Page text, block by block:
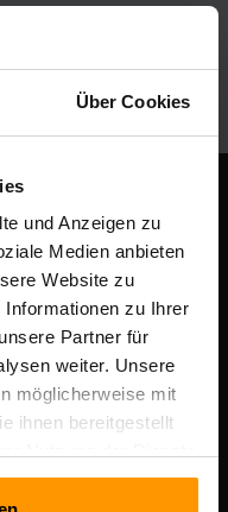
Über Cookies
und Anzeigen zu
Medien anbieten
Website zu
zu Ihrer
Partner für
weiter. Unsere
möglicherweise mit
ihnen bereitgestellt
EE102133820
linnaosa,